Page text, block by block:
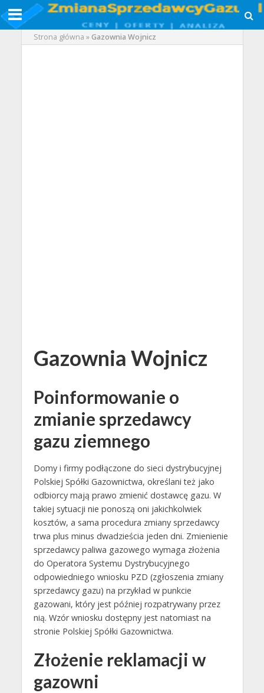
Strona główna »Gazownia Wojnicz
Gazownia Wojnicz
Poinformowanie o
zmianie sprzedawcy
gazu ziemnego
Domy i firmy podłączone do sieci dystrybucyjnej
Polskiej Spółki Gazownictwa, określani też jako
odbiorcy mają prawo zmienić dostawcę gazu. W
takiej sytuacji nie ponoszą oni jakichkolwiek
kosztów, a sama procedura zmiany sprzedawcy
trwa plus minus dwadzieścia jeden dni. Zmienienie
sprzedawcy paliwa gazowego wymaga złożenia
do Operatora Systemu Dystrybucyjnego
odpowiedniego wniosku PZD (zgłoszenia zmiany
sprzedawcy gazu) na przykład w punkcie
gazowani, który jest później rozpatrywany przez
nią. Wzór wniosku dostępny jest natomiast na
stronie Polskiej Spółki Gazownictwa.
Złożenie reklamacji w
gazowni